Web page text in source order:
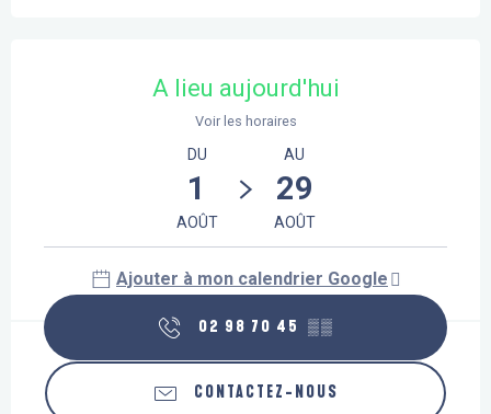
A lieu aujourd'hui
Voir les horaires
DU
1
AOÛT
AU
29
AOÛT
Ajouter à mon calendrier Google
02 98 70 45 ▒▒
CONTACTEZ-NOUS